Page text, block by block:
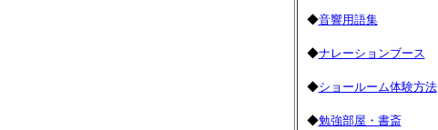
◆音響用語集
◆ナレーションブース
◆ショールーム体験方法
◆勉強部屋・書斎